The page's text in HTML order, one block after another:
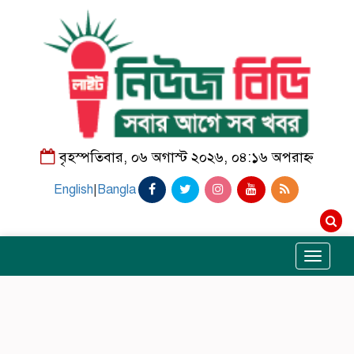
বৃহস্পতিবার, ০৬ অগাস্ট ২০২৬, ০৪:১৬ অপরাহ্ন
English Bangla
Toggle